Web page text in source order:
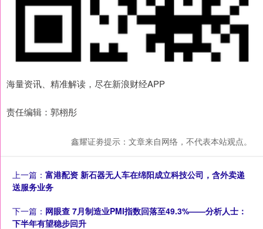
海量资讯、精准解读，尽在新浪财经APP
责任编辑：郭栩彤
鑫耀证劵提示：文章来自网络，不代表本站观点。
上一篇： 富港配资 新石器无人车在绵阳成立科技公司，含外卖递
送服务业务
下一篇： 网眼查 7月制造业PMI指数回落至49.3%——分析人士：
下半年有望稳步回升